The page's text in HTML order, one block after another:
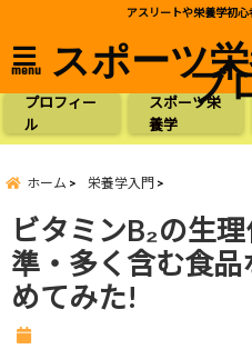
アスリートや栄養学初
menu スポーツブ
プロフィー
ル
スポーツ栄
養学
ホーム 栄養学入門
ビタミンB₂の生
準・多く含む食
めてみた!